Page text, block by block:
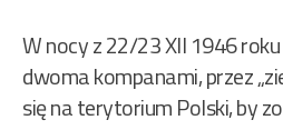
W nocy z 22/23 XII 1946
dwoma kompanami, przez
się na terytorium Polski, by